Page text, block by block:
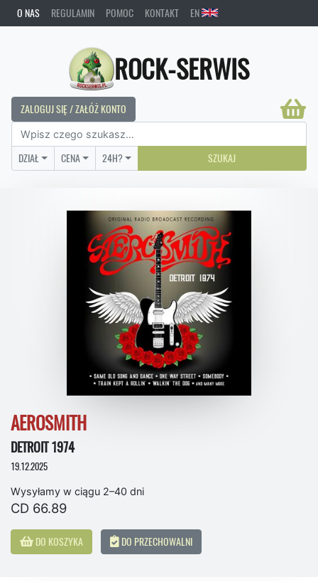
O NAS REGULAMIN POMOC KONTAKT EN
ROCK-SERWIS
ZALOGUJ SIĘ / ZAŁÓŻ KONTO
DZIAŁ CENA 24H? SZUKAJ
AEROSMITH
DETROIT 1974
19.12.2025
Wysyłamy w ciągu 2–40 dni
CD 66.89
DO KOSZYKA DO PRZECHOWALNI